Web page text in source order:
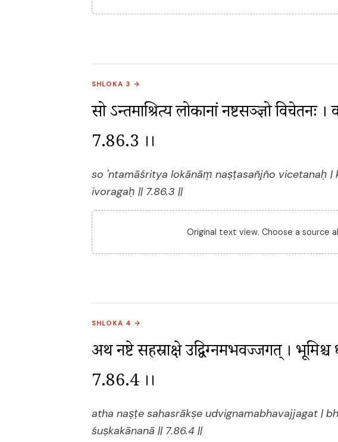
SHLOKA 3 →
सो ऽन्तमाश्रित्य लोकानां नष्टसञ्ज्ञो विचेतनः ।
7.86.3 ।।
so 'ntamāśritya lokānāṃ naṣṭasañjño vicetanaḥ
ivoragaḥ || 7.86.3 ||
Original text view. Choose a source
SHLOKA 4 →
अथ नष्टे सहस्राक्षे उद्विग्नमभवज्जगत् । भूमिश्च
7.86.4 ।।
atha naṣṭe sahasrākṣe udvignamabhavajjagat |
śuṣkakānanā || 7.86.4 ||